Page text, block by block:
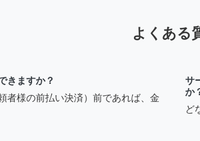
よくある
きますか？
者様の前払い決済）前であれば、金
サ
か
ど